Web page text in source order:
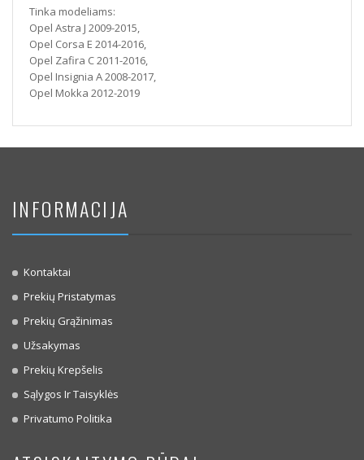
Tinka modeliams:
Opel Astra J 2009-2015,
Opel Corsa E 2014-2016,
Opel Zafira C 2011-2016,
Opel Insignia A 2008-2017,
Opel Mokka 2012-2019
INFORMACIJA
Kontaktai
Prekių Pristatymas
Prekių Grąžinimas
Užsakymas
Prekių Krepšelis
Sąlygos Ir Taisyklės
Privatumo Politika